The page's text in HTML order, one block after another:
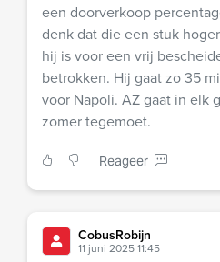
een doorverkoop
denk dat die een stuk
hij is voor een vrij
betrokken. Hij gaat zo 35
voor Napoli. AZ gaat in elk
zomer tegemoet.
Reageer
CobusRobijn
11 juni 2025 11:45